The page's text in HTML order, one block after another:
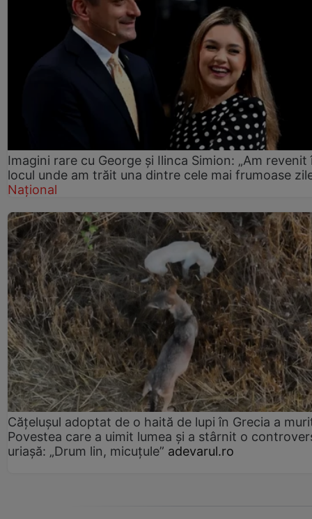
Imagini rare cu George și Ilinca Simion: „Am revenit
locul unde am trăit una dintre cele mai frumoase
Național
Cățelușul adoptat de o haită de lupi în Grecia a
Povestea care a uimit lumea și a stârnit o
uriașă: „Drum lin, micuțule” adevarul.ro